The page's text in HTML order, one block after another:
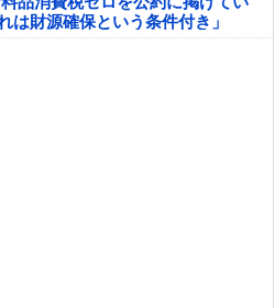
財源確保という条件付き」